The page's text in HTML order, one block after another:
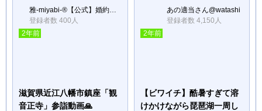
雅-miyabi-®︎【公式】婚約指輪・結婚指輪・ダイヤモンド専門店 LGBTフレンドリー????
登録者数 400人
2年前
滋賀県近江八幡市鎮座「観
音正寺」参詣動画🙏
あの適当さん@watashi
登録者数 4,150人
2年前
【ビワイチ】酷暑すぎて溶
けかけながら琵琶湖一周し